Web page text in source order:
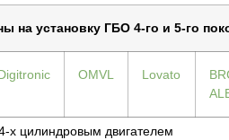
на установку ГБО 4-го и 5-го
OMVL Lovato
х цилиндровым двигателем